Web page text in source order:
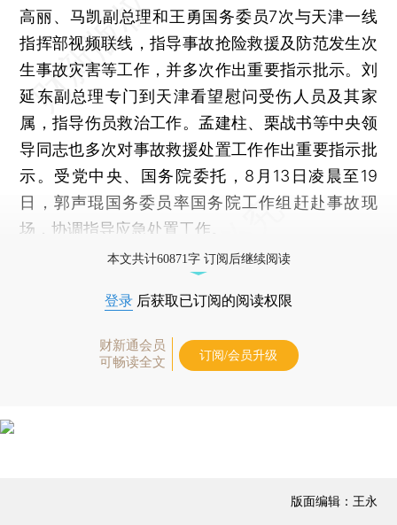
高丽、马凯副总理和王勇国务委员7次与天津一线
指挥部视频联线，指导事故抢险救援及防范发生次
生事故灾害等工作，并多次作出重要指示批示。刘
延东副总理专门到天津看望慰问受伤人员及其家
属，指导伤员救治工作。孟建柱、栗战书等中央领
导同志也多次对事故救援处置工作作出重要指示批
示。受党中央、国务院委托，8月13日凌晨至19
日，郭声琨国务委员率国务院工作组赶赴事故现
场，协调指导应急处置工作。
本文共计60871字 订阅后继续阅读
登录 后获取已订阅的阅读权限
财新通会员
可畅读全文
订阅/会员升级
版面编辑：王永